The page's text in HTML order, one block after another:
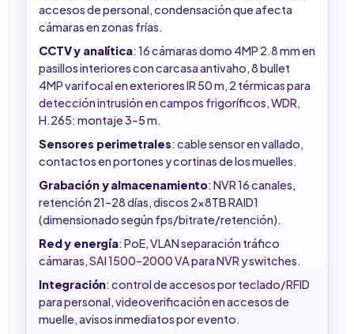
accesos de personal, condensación que afecta
cámaras en zonas frías.
CCTV y analítica: 16 cámaras domo 4MP 2.8 mm en
pasillos interiores con carcasa antivaho, 8 bullet
4MP varifocal en exteriores IR 50 m, 2 térmicas para
detección intrusión en campos frigoríficos, WDR,
H.265: montaje 3–5 m.
Sensores perimetrales: cable sensor en vallado,
contactos en portones y cortinas de los muelles.
Grabación y almacenamiento: NVR 16 canales,
retención 21–28 días, discos 2x8TB RAID1
(dimensionado según fps/bitrate/retención).
Red y energía: PoE, VLAN separación tráfico
cámaras, SAI 1500–2000 VA para NVR y switches.
Integración: control de accesos por teclado/RFID
para personal, videoverificación en accesos de
muelle, avisos inmediatos por evento.